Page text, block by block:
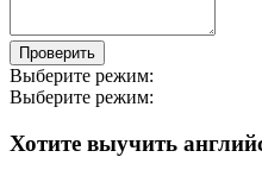
Проверить
Выберите режим:
Выберите режим:
Хотите выучить